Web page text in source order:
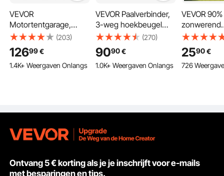
VEVOR
Motortentgarage,
Motorhoes
3460x1375x1900 mm,
Motorgarage met
veiligheidsslot, 600D
(203)
12699€
1.4K+ Weergaven Onlangs
VEVOR Paalverbinder,
3-weg hoekbeugel
voor 92 x 92 mm,
koolstofstalen
pergolabeugel met
schroeven en
(270)
9090€
1.0K+ Weergaven Onlangs
VEVOR 90%
zonwerend
366 cm)
met
ringen,
2590€
726
Ontvang 5 € korting als je je inschrijft voor e-mails
met besparingen en tips.